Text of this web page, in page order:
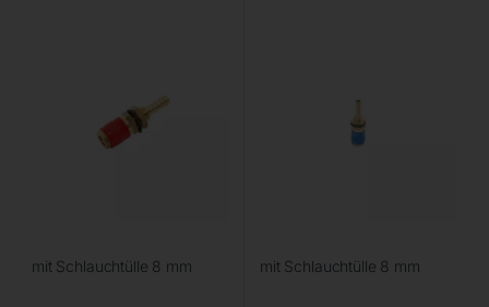
mit Schlauchtülle 8 mm mit Schlauchtülle 8 mm